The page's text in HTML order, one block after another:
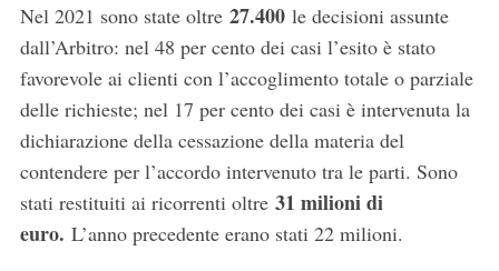
Nel 2021 sono state oltre 27.400le decisioni assunte
dall’Arbitro: nel 48 per cento dei casi l’esito è stato
favorevole ai clienti con l’accoglimento totale o parziale
delle richieste; nel 17 per cento dei casi è intervenuta la
dichiarazione della cessazione della materia del
contendere per l’accordo intervenuto tra le parti. Sono
stati restituiti ai ricorrenti oltre 31 milioni di
euro. L’anno precedente erano stati 22 milioni.